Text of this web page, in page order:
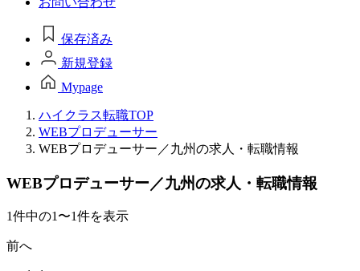
保存済み
新規登録
Mypage
ハイクラス転職TOP
WEBプロデューサー
WEBプロデューサー／九州の求人・転職情報
WEBプロデューサー／九州の求人・転職情報
1件中の1〜1件を表示
前へ